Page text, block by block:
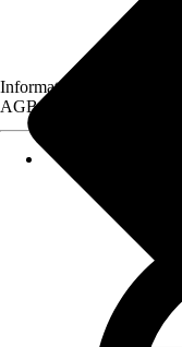
Informationen des
AGB, finden Sie bei